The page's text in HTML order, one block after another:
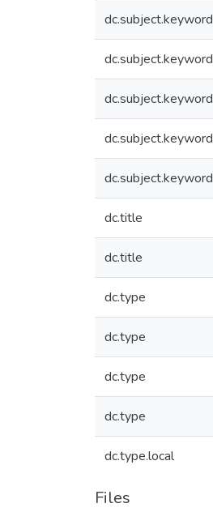
dc.subject.keyword
dc.subject.keyword
dc.subject.keyword
dc.subject.keyword
dc.subject.keyword
dc.title
dc.title
dc.type
dc.type
dc.type
dc.type
dc.type.local
Files